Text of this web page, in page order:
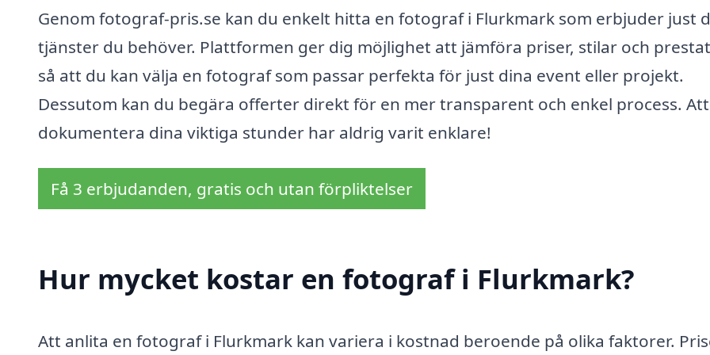
Genom fotograf-pris.se kan du enkelt hitta en fotograf i Flurkmark som erbjuder just
tjänster du behöver. Plattformen ger dig möjlighet att jämföra priser, stilar och
så att du kan välja en fotograf som passar perfekta för just dina event eller projekt.
Dessutom kan du begära offerter direkt för en mer transparent och enkel process. Att
dokumentera dina viktiga stunder har aldrig varit enklare!
Få 3 erbjudanden, gratis och utan förpliktelser
Hur mycket kostar en fotograf i Flurkmark?
Att anlita en fotograf i Flurkmark kan variera i kostnad beroende på olika faktorer.